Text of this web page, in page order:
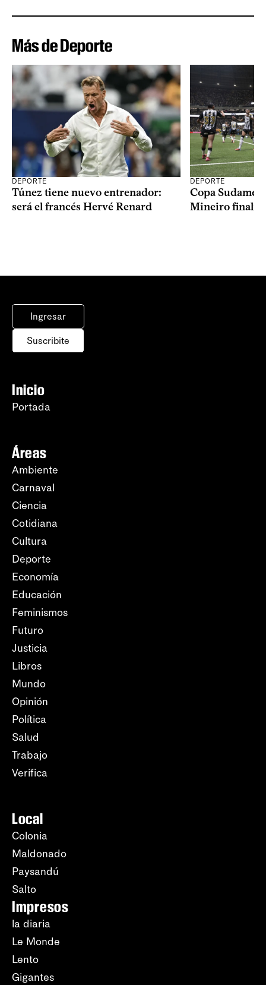
Más de Deporte
DEPORTE
Túnez tiene nuevo entrenador:
será el francés Hervé Renard
DEPORTE
Copa
Mineiro
Ingresar
Suscribite
Inicio
Portada
Áreas
Ambiente
Carnaval
Ciencia
Cotidiana
Cultura
Deporte
Economía
Educación
Feminismos
Futuro
Justicia
Libros
Mundo
Opinión
Política
Salud
Trabajo
Verifica
Local
Colonia
Maldonado
Paysandú
Salto
Impresos
la diaria
Le Monde
Lento
Gigantes